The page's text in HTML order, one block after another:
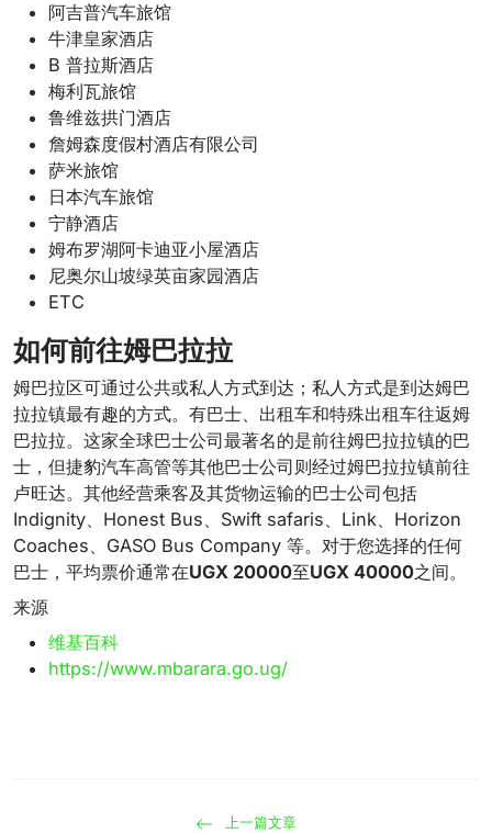
阿吉普汽车旅馆
牛津皇家酒店
B 普拉斯酒店
梅利瓦旅馆
鲁维兹拱门酒店
詹姆森度假村酒店有限公司
萨米旅馆
日本汽车旅馆
宁静酒店
姆布罗湖阿卡迪亚小屋酒店
尼奥尔山坡绿英亩家园酒店
ETC
如何前往姆巴拉拉
姆巴拉区可通过公共或私人方式到达；私人方式是到达姆巴
拉拉镇最有趣的方式。有巴士、出租车和特殊出租车往返姆
巴拉拉。这家全球巴士公司最著名的是前往姆巴拉拉镇的巴
士，但捷豹汽车高管等其他巴士公司则经过姆巴拉拉镇前往
卢旺达。其他经营乘客及其货物运输的巴士公司包括
Indignity、Honest Bus、Swift safaris、Link、Horizo​​n
Coaches、GASO Bus Company 等。对于您选择的任何
巴士，平均票价通常在UGX 20000至UGX 40000之间。
来源
维基百科
https://www.mbarara.go.ug/
上一篇文章